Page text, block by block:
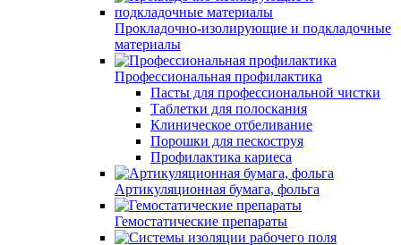
Прокладочно-изолирующие и подкладочные
материалы
Профессиональная профилактика
Пасты для профессиональной чистки
Таблетки для полоскания
Клиническое отбеливание
Порошки для пескоструя
Профилактика кариеса
Артикуляционная бумага, фольга
Гемостатические препараты